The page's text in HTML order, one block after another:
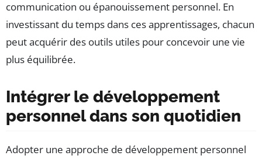
communication ou épanouissement personnel. En
investissant du temps dans ces apprentissages, chacun
peut acquérir des outils utiles pour concevoir une vie
plus équilibrée.
Intégrer le développement
personnel dans son quotidien
Adopter une approche de développement personnel